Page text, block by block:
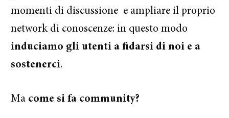
momenti di discussione e ampliare il proprio
network di conoscenze: in questo modo
induciamo gli utenti a fidarsi di noi e a
sostenerci.
Ma come si fa community?